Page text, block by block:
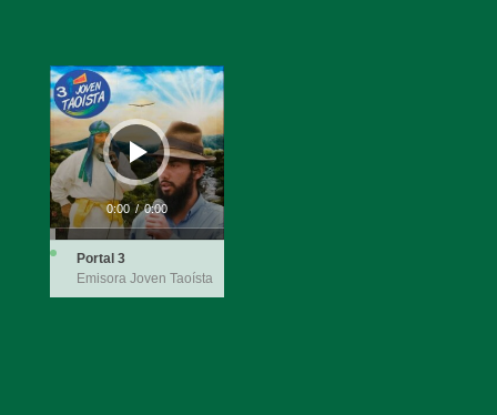
Reproductor
de
audio
0:00 / 0:00
Portal 3
Emisora Joven Taoísta